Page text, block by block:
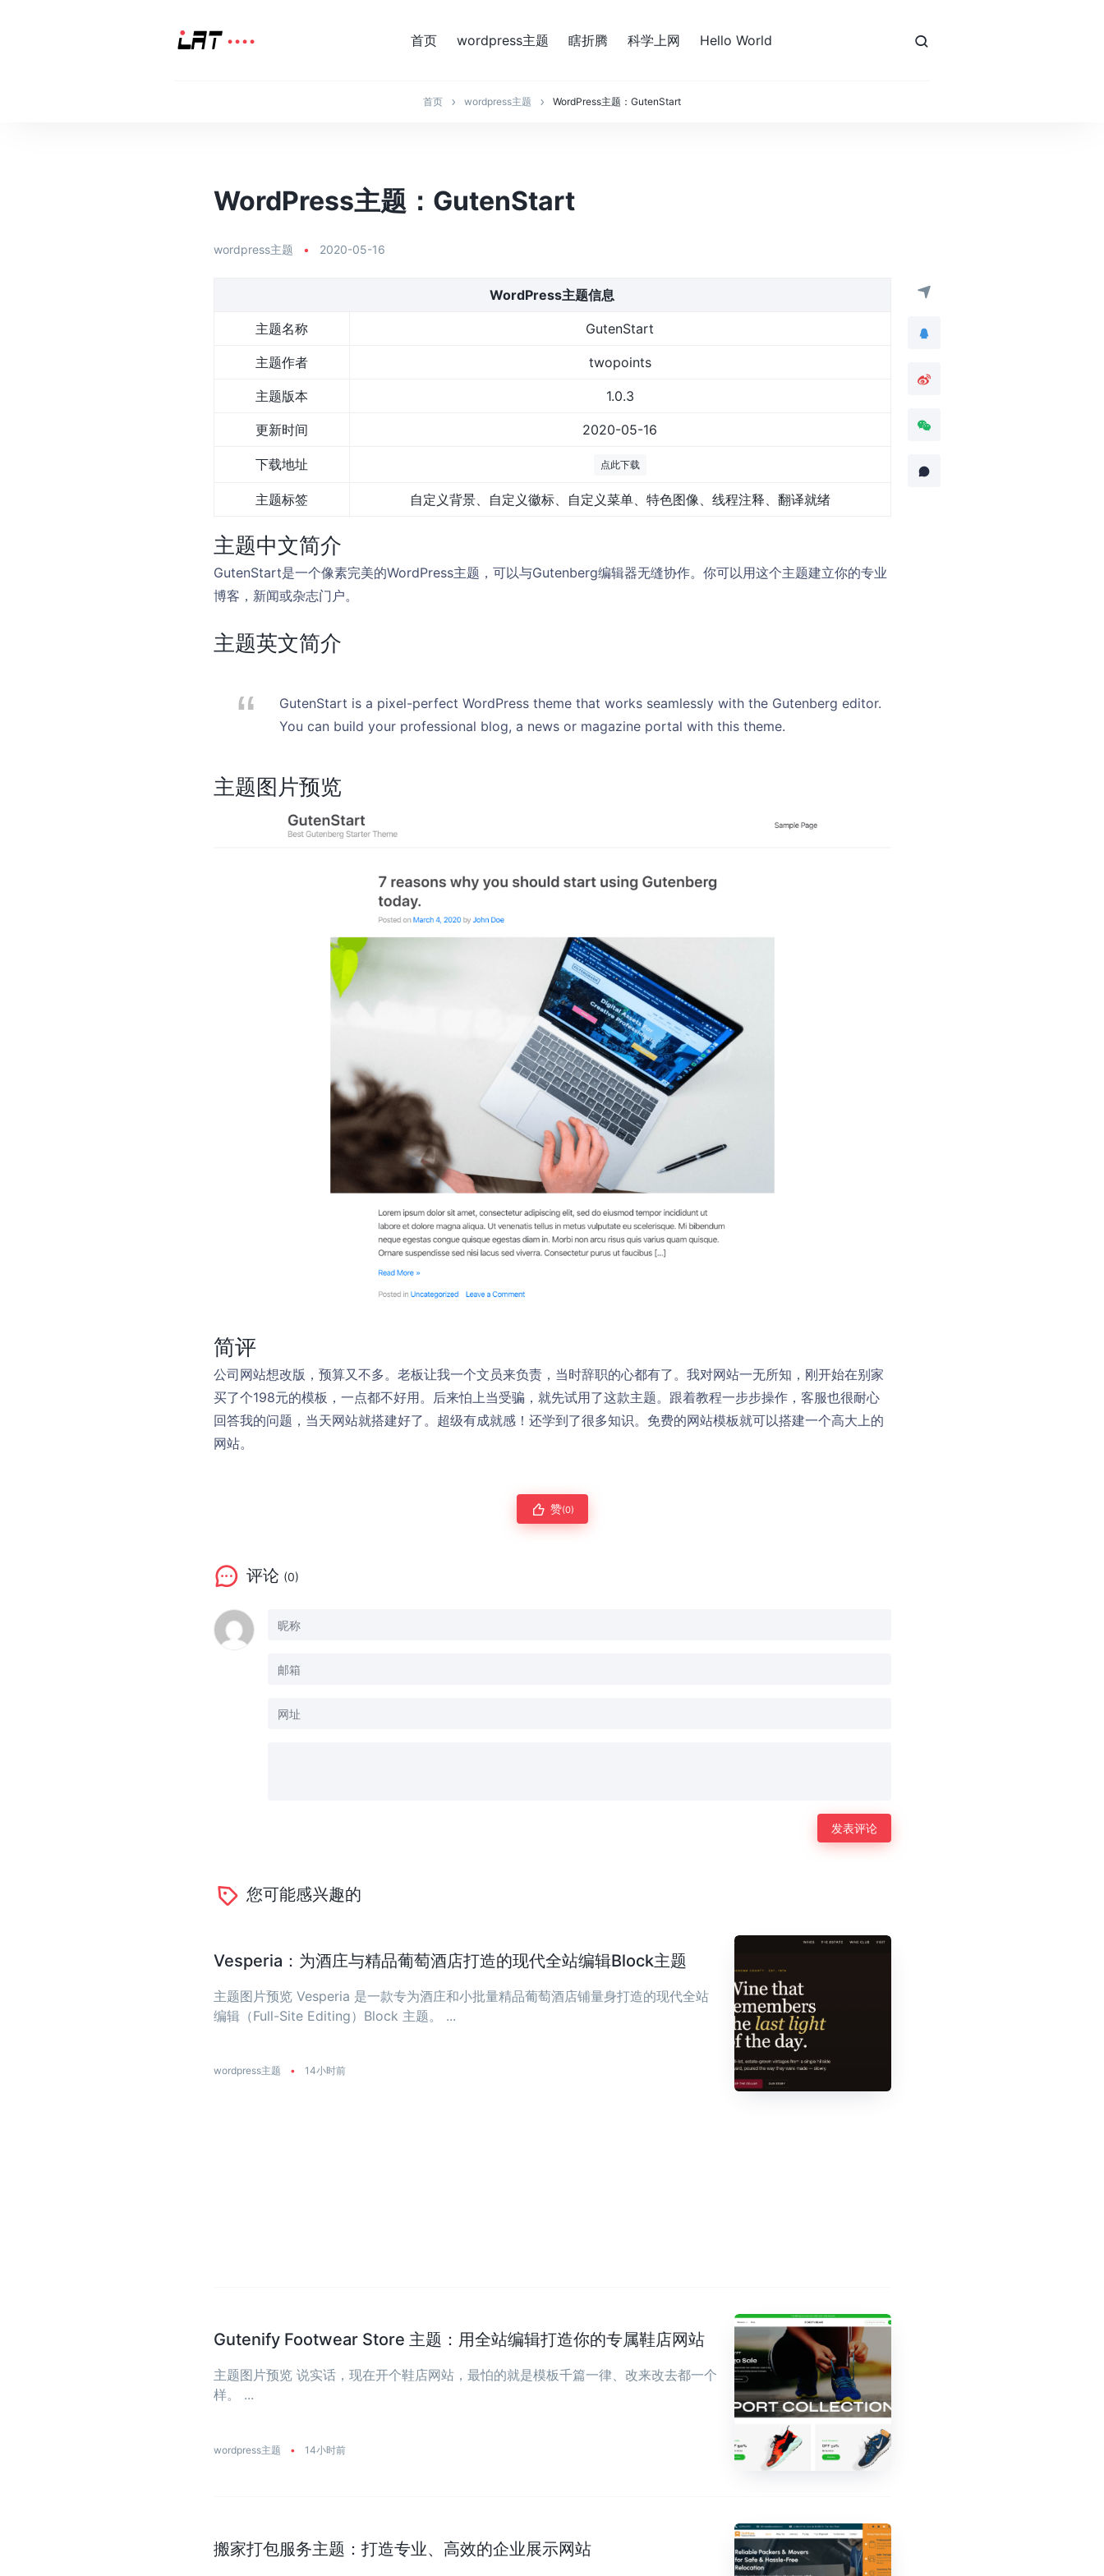
首页 wordpress主题 瞎折腾 科学上网 Hello World
首页 wordpress主题 WordPress主题：GutenStart
WordPress主题：GutenStart
wordpress主题 • 2020-05-16
WordPress主题信息
主题名称 GutenStart
主题作者 twopoints
主题版本 1.0.3
更新时间 2020-05-16
下载地址 点此下载
主题标签 自定义背景、自定义徽标、自定义菜单、特色图像、线程注释、翻译就绪
主题中文简介
GutenStart是一个像素完美的WordPress主题，可以与Gutenberg编辑器无缝协作。你可以用这个主题建立你的专业
博客，新闻或杂志门户。
主题英文简介
GutenStart is a pixel-perfect WordPress theme that works seamlessly with the Gutenberg editor.
You can build your professional blog, a news or magazine portal with this theme.
主题图片预览
简评
公司网站想改版，预算又不多。老板让我一个文员来负责，当时辞职的心都有了。我对网站一无所知，刚开始在别家
买了个198元的模板，一点都不好用。后来怕上当受骗，就先试用了这款主题。跟着教程一步步操作，客服也很耐心
回答我的问题，当天网站就搭建好了。超级有成就感！还学到了很多知识。免费的网站模板就可以搭建一个高大上的
网站。
赞(0)
评论 (0)
您可能感兴趣的
Vesperia：为酒庄与精品葡萄酒店打造的现代全站编辑Block主题
主题图片预览 Vesperia 是一款专为酒庄和小批量精品葡萄酒店铺量身打造的现代全站
编辑（Full-Site Editing）Block 主题。 ...
wordpress主题 • 14小时前
Gutenify Footwear Store 主题：用全站编辑打造你的专属鞋店网站
主题图片预览 说实话，现在开个鞋店网站，最怕的就是模板千篇一律、改来改去都一个
样。 ...
wordpress主题 • 14小时前
搬家打包服务主题：打造专业、高效的企业展示网站